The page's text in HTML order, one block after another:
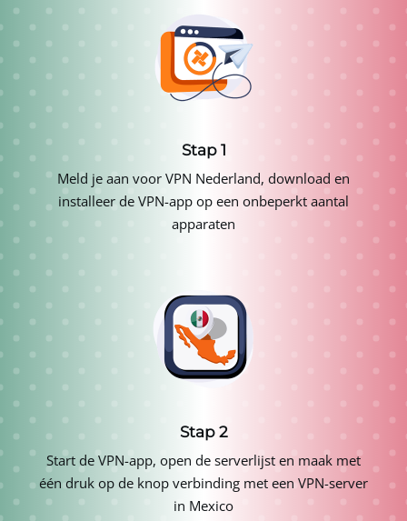
Stap 1
Meld je aan voor VPN Nederland, download en
installeer de VPN-app op een onbeperkt aantal
apparaten
Stap 2
Start de VPN-app, open de serverlijst en maak met
één druk op de knop verbinding met een VPN-server
in Mexico